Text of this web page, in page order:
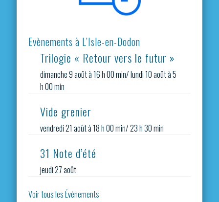
Evènements à L’Isle-en-Dodon
Trilogie « Retour vers le futur »
dimanche 9 août à 16 h 00 min/lundi 10 août à 5
h 00 min
Vide grenier
vendredi 21 août à 18 h 00 min/23 h 30 min
31 Note d’été
jeudi 27 août
Voir tous les Évènements